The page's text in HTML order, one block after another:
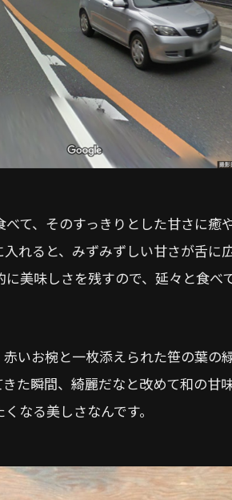
て、そのすっきりとした甘さに癒
れると、みずみずしい甘さが舌に
美味しさを残すので、延々と食べ
いお椀と一枚添えられた笹の葉の
た瞬間、綺麗だなと改めて和の甘
なる美しさなんです。